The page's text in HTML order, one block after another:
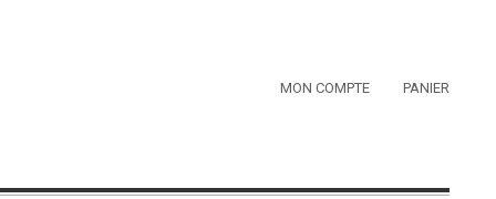
MON COMPTE PANIER